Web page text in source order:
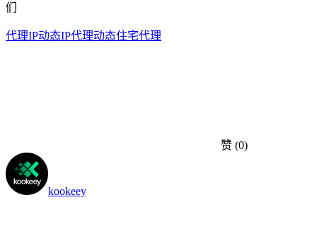
们
代理IP动态IP代理动态住宅代理
赞 (0)
kookeey